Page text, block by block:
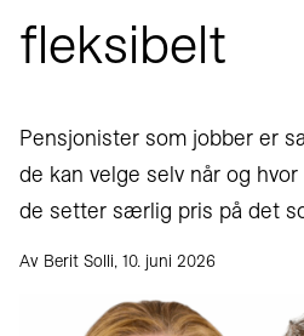
fleksibelt
Pensjonister som jobber er
de kan velge selv når og
de setter særlig pris på det
Av Berit Solli, 10. juni 2026